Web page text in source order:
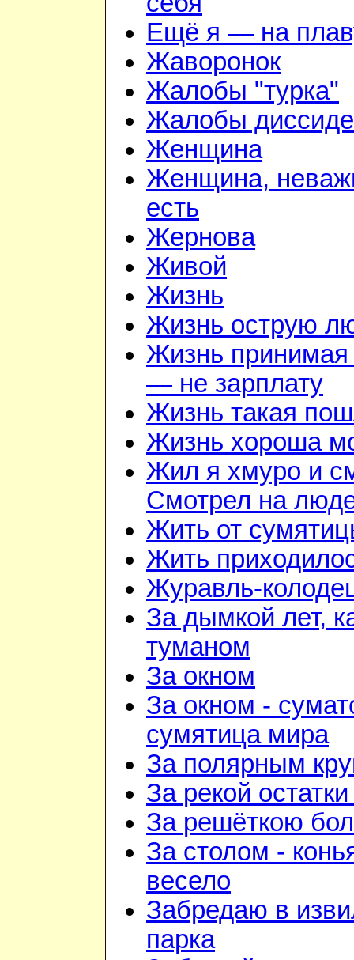
Ещё я — на
Жаворонок
Жалобы "турка"
Жалобы
Женщина
Женщина,
есть
Жернова
Живой
Жизнь
Жизнь острую
Жизнь принимая
— не зарплату
Жизнь такая
Жизнь хороша
Жил я хмуро и
Смотрел на
Жить от
Жить
Журавль-
За дымкой лет,
туманом
За окном
За окном -
сумятица мира
За полярным
За рекой
За решёткою
За столом -
весело
Забредаю в
парка